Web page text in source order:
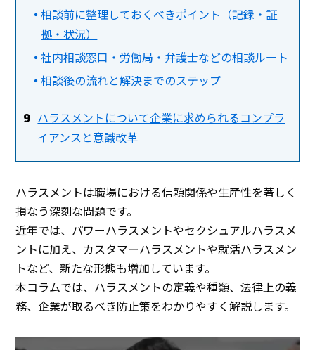
相談前に整理しておくべきポイント（記録・証
拠・状況）
社内相談窓口・労働局・弁護士などの相談ルート
相談後の流れと解決までのステップ
ハラスメントについて企業に求められるコンプラ
イアンスと意識改革
ハラスメントは職場における信頼関係や生産性を著しく
損なう深刻な問題です。
近年では、パワーハラスメントやセクシュアルハラスメ
ントに加え、カスタマーハラスメントや就活ハラスメン
トなど、新たな形態も増加しています。
本コラムでは、ハラスメントの定義や種類、法律上の義
務、企業が取るべき防止策をわかりやすく解説します。